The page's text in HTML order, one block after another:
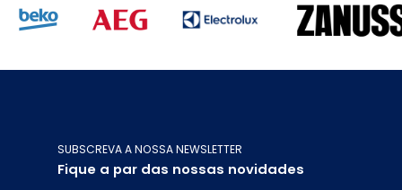
SUBSCREVA A NOSSA NEWSLETTER
Fique a par das nossas novidades